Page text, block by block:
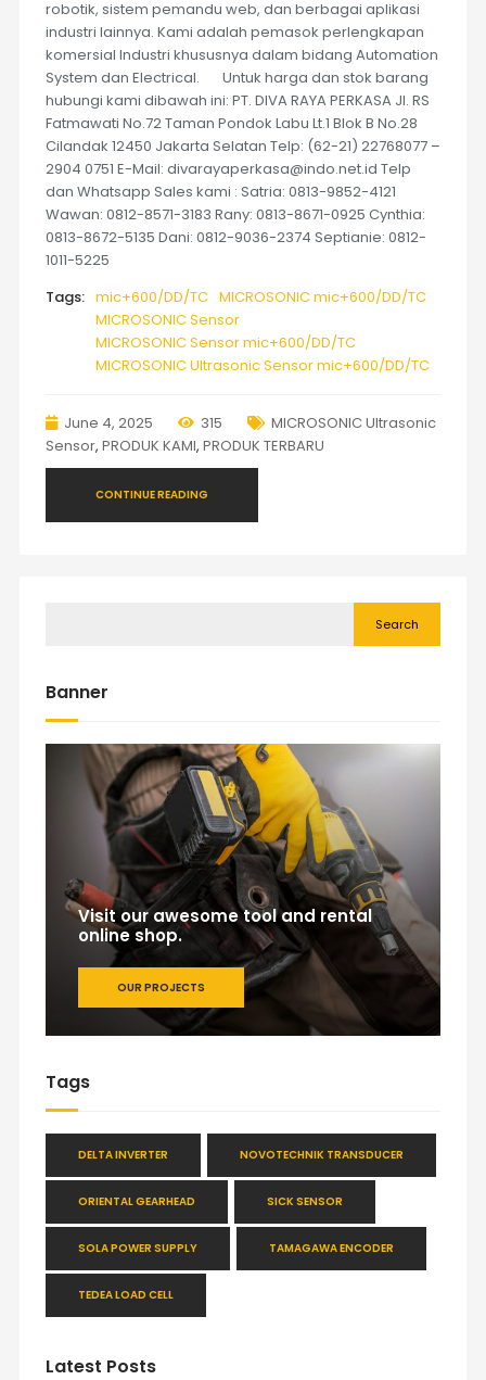
robotik, sistem pemandu web, dan berbagai aplikasi
industri lainnya. Kami adalah pemasok perlengkapan
komersial Industri khususnya dalam bidang Automation
System dan Electrical. Untuk harga dan stok barang
hubungi kami dibawah ini: PT. DIVA RAYA PERKASA Jl. RS
Fatmawati No.72 Taman Pondok Labu Lt.1 Blok B No.28
Cilandak 12450 Jakarta Selatan Telp: (62-21) 22768077 –
2904 0751 E-Mail: divarayaperkasa@indo.net.id Telp
dan Whatsapp Sales kami : Satria: 0813-9852-4121
Wawan: 0812-8571-3183 Rany: 0813-8671-0925 Cynthia:
0813-8672-5135 Dani: 0812-9036-2374 Septianie: 0812-
1011-5225
Tags: mic+600/DD/TC MICROSONIC mic+600/DD/TC
MICROSONIC Sensor
MICROSONIC Sensor mic+600/DD/TC
MICROSONIC Ultrasonic Sensor mic+600/DD/TC
June 4, 2025 315
MICROSONIC Ultrasonic
Sensor, PRODUK KAMI, PRODUK TERBARU
CONTINUE READING
Search
Banner
Visit our awesome tool and rental
online shop.
OUR PROJECTS
Tags
DELTA INVERTER NOVOTECHNIK TRANSDUCER
ORIENTAL GEARHEAD SICK SENSOR
SOLA POWER SUPPLY TAMAGAWA ENCODER
TEDEA LOAD CELL
Latest Posts